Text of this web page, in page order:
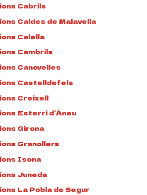
Cabrils
Caldes de Malavella
Calella
Cambrils
Canovelles
Castelldefels
Creixell
Esterri d’Àneu
Girona
Granollers
Isona
Juneda
La Pobla de Segur